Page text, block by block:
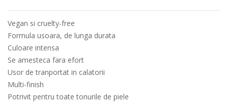
Vegan si cruelty-free
Formula usoara, de lunga durata
Culoare intensa
Se amesteca fara efort
Usor de tranportat in calatorii
Multi-finish
Potrivit pentru toate tonurile de piele